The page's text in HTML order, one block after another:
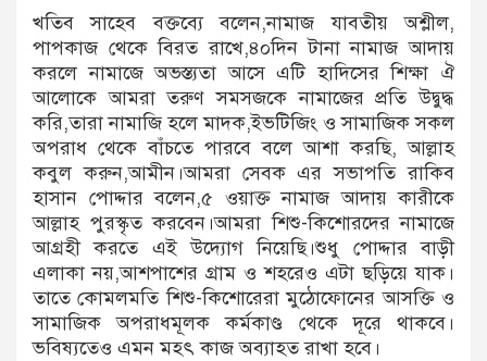
খতিব সাহেব বক্তব্যে বলেন,নামাজ যাবতীয় অশ্লীল,
পাপকাজ থেকে বিরত রাখে,৪০দিন টানা নামাজ আদায়
করলে নামাজে অভস্ত্যতা আসে এটি হাদিসের শিক্ষা ঐ
আলোকে আমরা তরুণ সমসজকে নামাজের প্রতি উদ্বুদ্ধ
করি,তারা নামাজি হলে মাদক,ইভটিজিং ও সামাজিক সকল
অপরাধ থেকে বাঁচতে পারবে বলে আশা করছি, আল্লাহ
কবুল করুন,আমীন।আমরা সেবক এর সভাপতি রাকিব
হাসান পোদ্দার বলেন,৫ ওয়াক্ত নামাজ আদায় কারীকে
আল্লাহ পুরস্কৃত করবেন।আমরা শিশু-কিশোরদের নামাজে
আগ্রহী করতে এই উদ্যোগ নিয়েছি।শুধু পোদ্দার বাড়ী
এলাকা নয়,আশপাশের গ্রাম ও শহরেও এটা ছড়িয়ে যাক।
তাতে কোমলমতি শিশু-কিশোরেরা মুঠোফোনের আসক্তি ও
সামাজিক অপরাধমূলক কর্মকাণ্ড থেকে দূরে থাকবে।
ভবিষ্যতেও এমন মহৎ কাজ অব্যাহত রাখা হবে।